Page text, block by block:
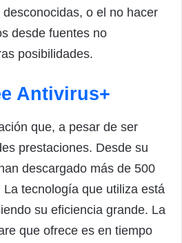
o el no hacer
desde fuentes no
posibilidades.
Antivirus+
que, a pesar de ser
prestaciones. Desde su
descargado más de 500
tecnología que utiliza está
su eficiencia grande. La
que ofrece es en tiempo